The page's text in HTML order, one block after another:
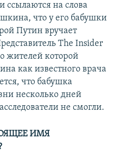
ссылаются на слова
что у его бабушки
Путин вручает
The Insider
жителей которой
как известного врача
что бабушка
несколько дней
не смогли.
ИМЯ